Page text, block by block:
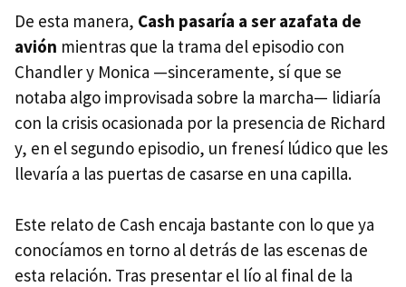
De esta manera, Cash pasaría a ser azafata de
avión mientras que la trama del episodio con
Chandler y Monica —sinceramente, sí que se
notaba algo improvisada sobre la marcha— lidiaría
con la crisis ocasionada por la presencia de Richard
y, en el segundo episodio, un frenesí lúdico que les
llevaría a las puertas de casarse en una capilla.
Este relato de Cash encaja bastante con lo que ya
conocíamos en torno al detrás de las escenas de
esta relación. Tras presentar el lío al final de la